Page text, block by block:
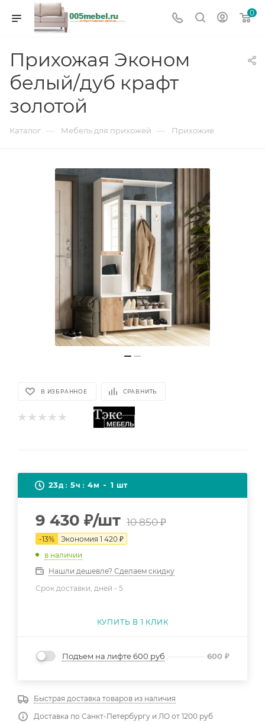
0
Прихожая Эконом
белый/дуб крафт
золотой
Каталог — Мебель для прихожей — Прихожие
В ИЗБРАННОЕ СРАВНИТЬ
23д 5ч 4м 1 шт
9 430 ₽/шт 10 850₽
-13% Экономия 1 420 ₽
в наличии
Нашли дешевле? Сделаем скидку
Срок доставки, дней - 5
КУПИТЬ В 1 КЛИК
Подъем на лифте 600 руб 600 ₽
Быстрая доставка товаров из наличия
Доставка по Санкт-Петербургу и ЛО от 1200 руб